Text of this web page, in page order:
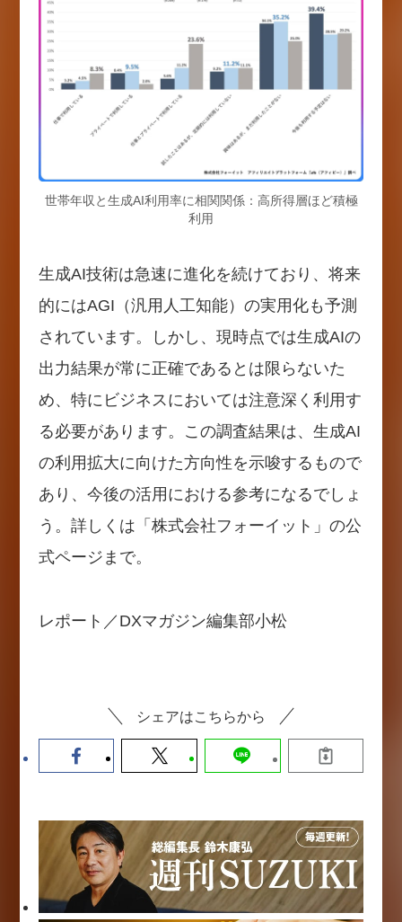
世帯年収と生成AI利用率に相関関係：高所得層ほど積極
利用
生成AI技術は急速に進化を続けており、将来
的にはAGI（汎用人工知能）の実用化も予測
されています。しかし、現時点では生成AIの
出力結果が常に正確であるとは限らないた
め、特にビジネスにおいては注意深く利用す
る必要があります。この調査結果は、生成AI
の利用拡大に向けた方向性を示唆するもので
あり、今後の活用における参考になるでしょ
う。詳しくは「株式会社フォーイット」の公
式ページまで。
レポート／DXマガジン編集部小松
シェアはこちらから